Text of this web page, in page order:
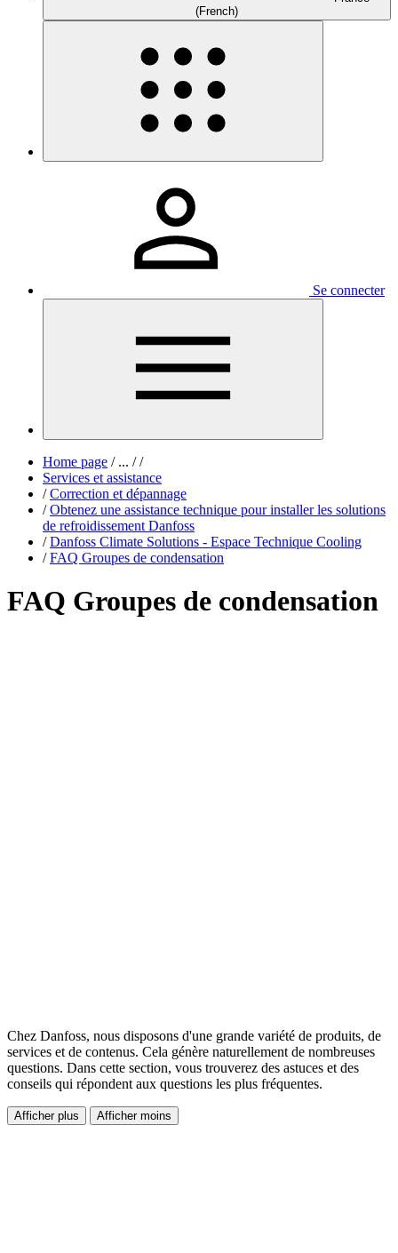
(French)
Se connecter
Home page /... / /
Services et assistance
/ Correction et dépannage
/ Obtenez une assistance technique pour installer les solutions
de refroidissement Danfoss
/ Danfoss Climate Solutions - Espace Technique Cooling
/ FAQ Groupes de condensation
FAQ Groupes de condensation
Chez Danfoss, nous disposons d'une grande variété de produits, de
services et de contenus. Cela génère naturellement de nombreuses
questions. Dans cette section, vous trouverez des astuces et des
conseils qui répondent aux questions les plus fréquentes.
Afficher plus Afficher moins